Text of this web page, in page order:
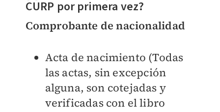
CURP por primera vez?
Comprobante de nacionalidad
Acta de nacimiento (Todas
las actas, sin excepción
alguna, son cotejadas y
verificadas con el libro